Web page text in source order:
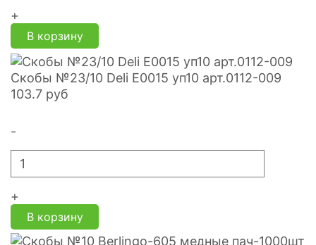
+
В корзину
Скобы №23/10 Deli E0015 уп10 арт.0112-009
103.7 руб
-
+
В корзину